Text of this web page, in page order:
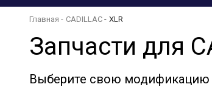
Главная CADILLAC XLR
Запчасти для
Выберите свою модификацию